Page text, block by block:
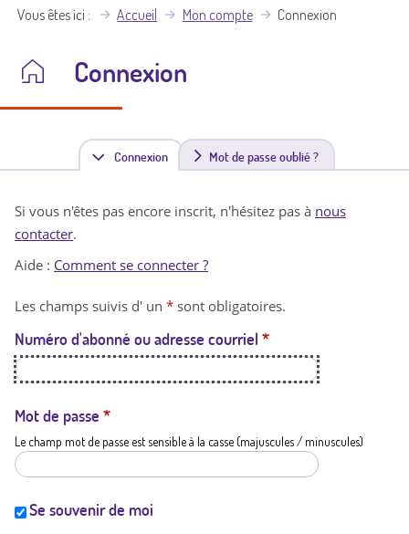
Vous êtes ici Accueil Mon compte Connexion
Connexion
Connexion(
n
t
a
t
i
Mot de passe oublié ?
Si vous n'êtes pas encore inscrit, n'hésitez pas à nous
contacter.
Aide : Comment se connecter ?
Les champs suivis d' un * sont obligatoires.
Numéro d'abonné ou adresse courriel *
Mot de passe *
Le champ mot de passe est sensible à la casse (majuscules / minuscules)
Se souvenir de moi